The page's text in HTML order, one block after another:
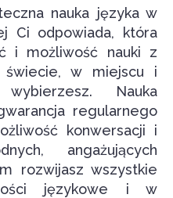
nauka języka w
Ci odpowiada, która
i możliwość nauki z
w miejscu i
Nauka
regularnego
konwersacji i
angażujących
rozwijasz wszystkie
językowe i w